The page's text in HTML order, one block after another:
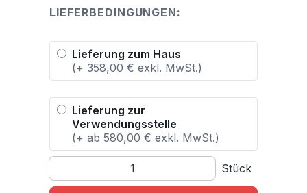
LIEFERBEDINGUNGEN:
Lieferung zum Haus
(+ 358,00 € exkl. MwSt.)
Lieferung zur
Verwendungsstelle
(+ ab 580,00 € exkl. MwSt.)
Produkt Anzahl: Gib den gewünschten Wert ein
Stück